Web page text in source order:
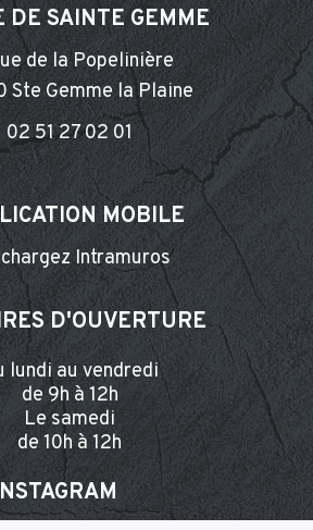
DE SAINTE GEMME
de la Popelinière
Ste Gemme la Plaine
02 51 27 02 01
MOBILE
Intramuros
D'OUVERTURE
lundi au vendredi
de 9h à 12h
Le samedi
de 10h à 12h
GRAM